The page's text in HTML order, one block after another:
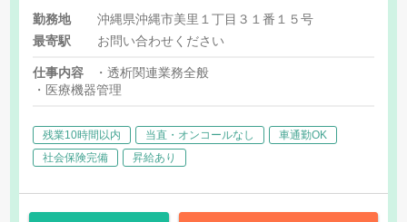
5,000円
勤務地
沖縄県沖縄市美里１丁目３１番１５号
最寄駅
お問い合わせください
仕事内容
・透析関連業務全般
・医療機器管理
残業10時間以内 当直・オンコールなし
車通勤OK
社会保険完備
昇給あり